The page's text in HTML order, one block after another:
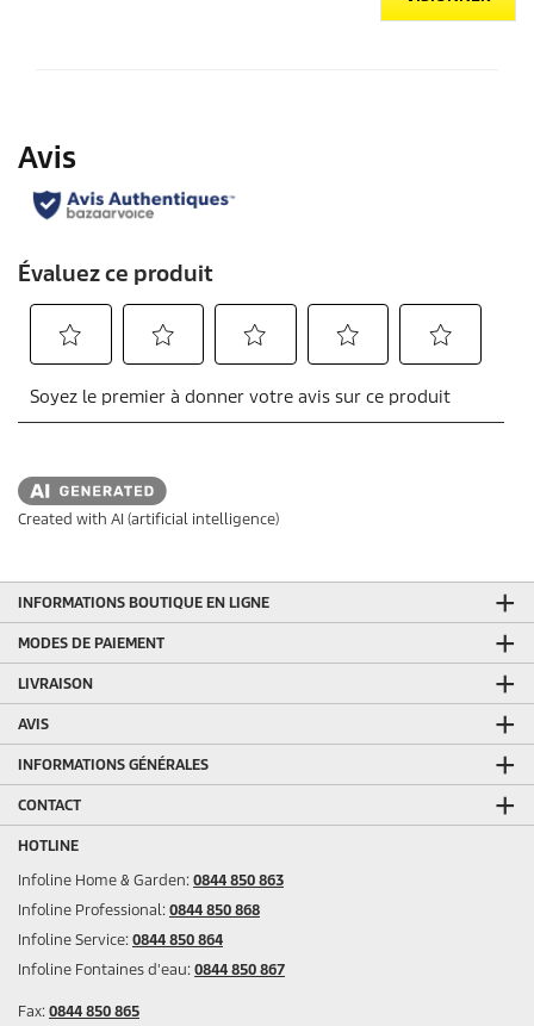
Created with AI (artificial intelligence)
INFORMATIONS BOUTIQUE EN LIGNE
MODES DE PAIEMENT
LIVRAISON
AVIS
INFORMATIONS GÉNÉRALES
CONTACT
HOTLINE
Infoline Home & Garden: 0844 850 863
Infoline Professional: 0844 850 868
Infoline Service: 0844 850 864
Infoline Fontaines d'eau: 0844 850 867
Fax: 0844 850 865